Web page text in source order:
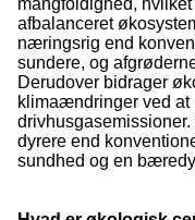
afbalanceret
næringsrig end
sundere, og
Derudover bidrager
klimaændringer ved
dyrere end
sundhed og en